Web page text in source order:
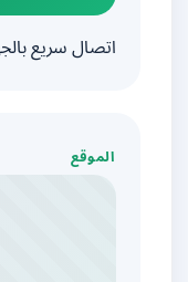
اتصال سريع
الموقع